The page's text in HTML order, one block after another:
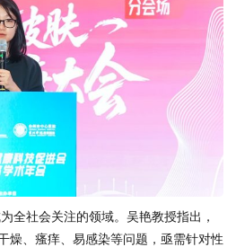
全社会关注的领域。吴艳教授指出，
燥、瘙痒、易感染等问题，亟需针对性